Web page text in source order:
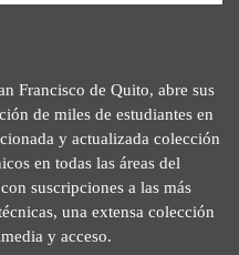
Francisco de Quito, abre sus
de miles de estudiantes en
y actualizada colección
en todas las áreas del
suscripciones a las más
una extensa colección
y acceso.